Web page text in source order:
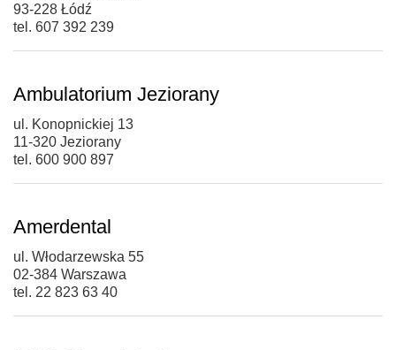
93-228 Łódź
tel. 607 392 239
Ambulatorium Jeziorany
ul. Konopnickiej 13
11-320 Jeziorany
tel. 600 900 897
Amerdental
ul. Włodarzewska 55
02-384 Warszawa
tel. 22 823 63 40